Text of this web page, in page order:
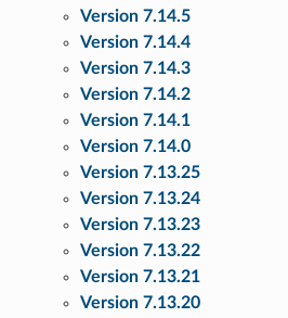
Version 7.14.5
Version 7.14.4
Version 7.14.3
Version 7.14.2
Version 7.14.1
Version 7.14.0
Version 7.13.25
Version 7.13.24
Version 7.13.23
Version 7.13.22
Version 7.13.21
Version 7.13.20